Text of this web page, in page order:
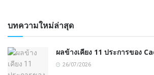
บทความใหม่ล่าสุด
ผลข้างเคียง 11 ประการของ
26/07/2026